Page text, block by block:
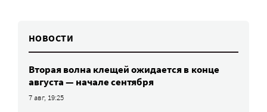
НОВОСТИ
Вторая волна клещей ожидается в конце
августа — начале сентября
7 авг, 19:25